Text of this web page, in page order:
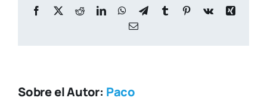
Facebook
X RedditLinkedInWhatsApp
TelegramTumblr Pinterest
Vk
Xing
Correo
Sobre el Autor: Paco